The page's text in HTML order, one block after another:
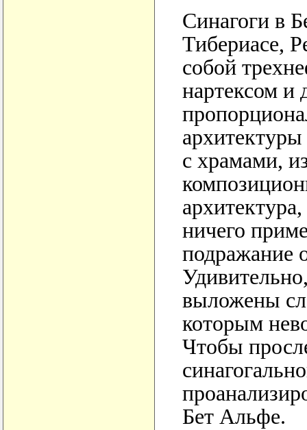
Синагоги в
Тибериасе,
собой
нартексом и
с храмами,
ничего
подражание
выложены
которым
Чтобы
Бет Альфе.